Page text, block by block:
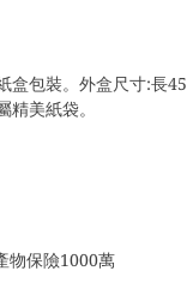
盒包裝。外盒尺寸:長45
美紙袋。
物保險1000萬